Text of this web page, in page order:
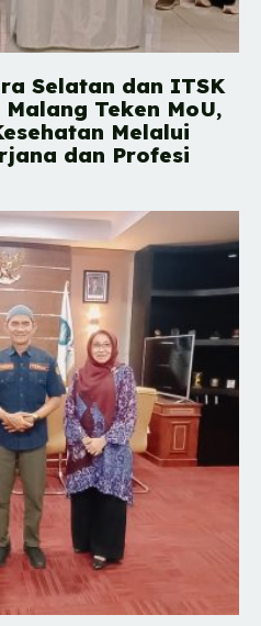
Selatan dan ITSK
Malang Teken MoU,
Melalui
dan Profesi